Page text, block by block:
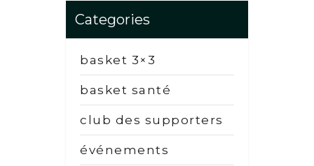
Categories
basket 3×3
basket santé
club des supporters
événements